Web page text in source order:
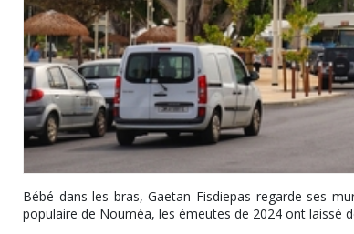
Bébé dans les bras, Gaetan Fisdiepas regarde ses
populaire de Nouméa, les émeutes de 2024 ont laissé